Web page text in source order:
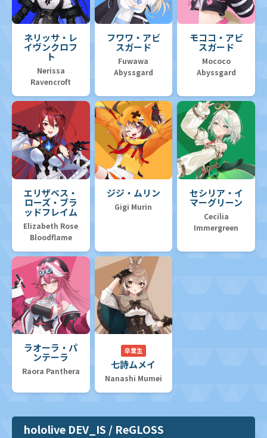
ネリッサ・レ
イヴンクロフ
ト
Nerissa
Ravencroft
フワワ・アビ
スガード
Fuwawa
Abyssgard
モココ・アビ
スガード
Mococo
Abyssgard
エリザベス・
ローズ・ブラ
ッドフレイム
Elizabeth Rose
Bloodflame
ジジ・ムリン
Gigi Murin
セシリア・イ
マーグリーン
Cecilia
Immergreen
ラオーラ・パ
ンテーラ
Raora Panthera
卒業生
七詩ムメイ
Nanashi Mumei
hololive DEV_IS / ReGLOSS